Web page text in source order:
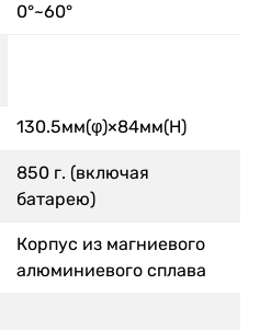
0°~60°
130.5мм(φ)×84мм(H)
850 г. (включая
батарею)
Корпус из магниевого
алюминиевого сплава